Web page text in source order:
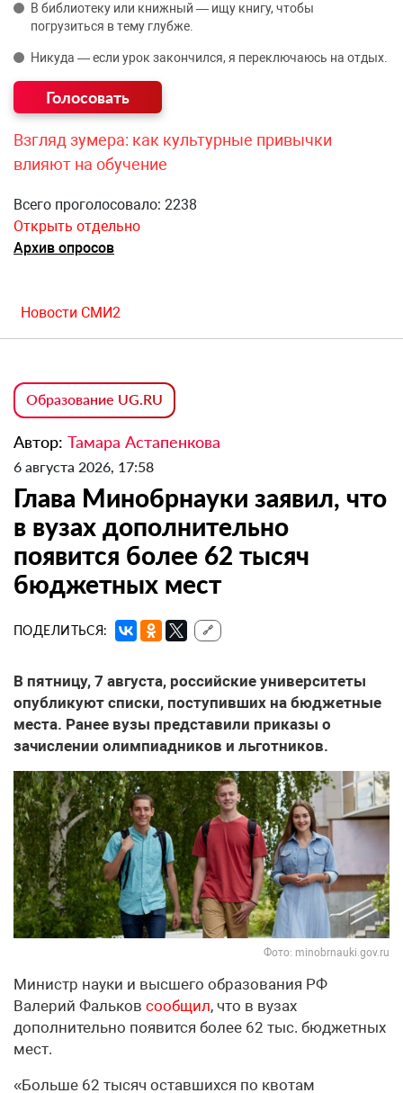
В библиотеку или книжный — ищу книгу, чтобы
погрузиться в тему глубже.
Никуда — если урок закончился, я переключаюсь на отдых.
Взгляд зумера: как культурные привычки
влияют на обучение
Всего проголосовало: 2238
Открыть отдельно
Архив опросов
Новости СМИ2
Образование UG.RU
Автор: Тамара Астапенкова
6 августа 2026, 17:58
Глава Минобрнауки заявил, что
в вузах дополнительно
появится более 62 тысяч
бюджетных мест
ПОДЕЛИТЬСЯ: 🔗
В пятницу, 7 августа, российские университеты
опубликуют списки, поступивших на бюджетные
места. Ранее вузы представили приказы о
зачислении олимпиадников и льготников.
Фото: minobrnauki.gov.ru
Министр науки и высшего образования РФ
Валерий Фальков сообщил, что в вузах
дополнительно появится более 62 тыс. бюджетных
мест.
«Больше 62 тысяч оставшихся по квотам